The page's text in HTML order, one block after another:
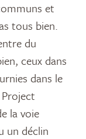
et
tous bien.
du
ceux dans
dans le
la voie
un déclin